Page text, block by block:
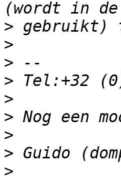
>
>
>
>
>
>
>
>
>